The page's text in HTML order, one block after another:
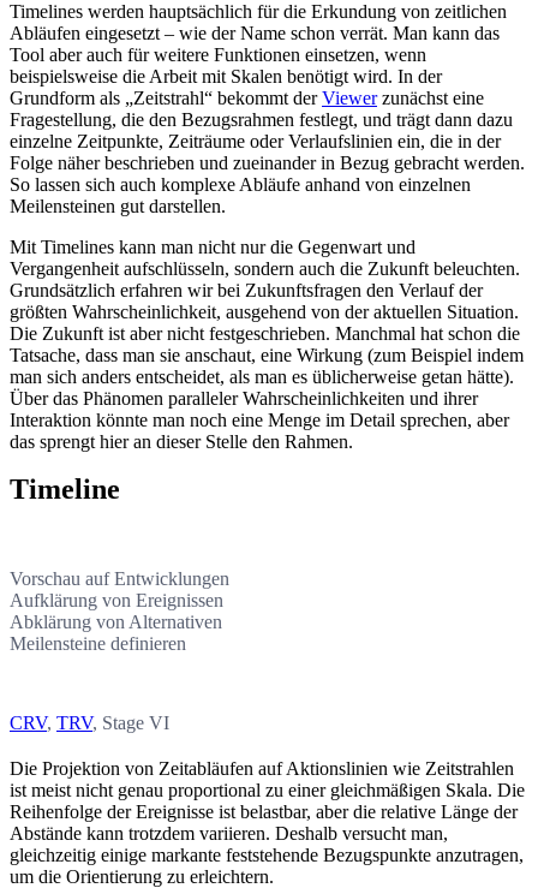
Timelines werden hauptsächlich für die Erkundung von zeitlichen
Abläufen eingesetzt – wie der Name schon verrät. Man kann das
Tool aber auch für weitere Funktionen einsetzen, wenn
beispielsweise die Arbeit mit Skalen benötigt wird. In der
Grundform als „Zeitstrahl“ bekommt derViewerzunächst eine
Fragestellung, die den Bezugsrahmen festlegt, und trägt dann dazu
einzelne Zeitpunkte, Zeiträume oder Verlaufslinien ein, die in der
Folge näher beschrieben und zueinander in Bezug gebracht werden.
So lassen sich auch komplexe Abläufe anhand von einzelnen
Meilensteinen gut darstellen.
Mit Timelines kann man nicht nur die Gegenwart und
Vergangenheit aufschlüsseln, sondern auch die Zukunft beleuchten.
Grundsätzlich erfahren wir bei Zukunftsfragen den Verlauf der
größten Wahrscheinlichkeit, ausgehend von der aktuellen Situation.
Die Zukunft ist aber nicht festgeschrieben. Manchmal hat schon die
Tatsache, dass man sie anschaut, eine Wirkung (zum Beispiel indem
man sich anders entscheidet, als man es üblicherweise getan hätte).
Über das Phänomen paralleler Wahrscheinlichkeiten und ihrer
Interaktion könnte man noch eine Menge im Detail sprechen, aber
das sprengt hier an dieser Stelle den Rahmen.
Timeline
Vorschau auf Entwicklungen
Aufklärung von Ereignissen
Abklärung von Alternativen
Meilensteine definieren
CRV, TRV, Stage VI
Die Projektion von Zeitabläufen auf Aktionslinien wie Zeitstrahlen
ist meist nicht genau proportional zu einer gleichmäßigen Skala. Die
Reihenfolge der Ereignisse ist belastbar, aber die relative Länge der
Abstände kann trotzdem variieren. Deshalb versucht man,
gleichzeitig einige markante feststehende Bezugspunkte anzutragen,
um die Orientierung zu erleichtern.